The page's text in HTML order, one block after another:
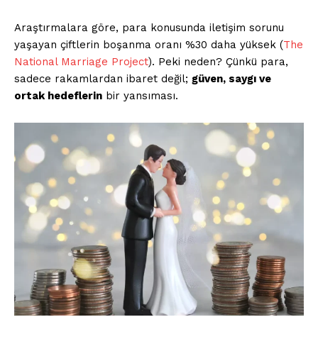
Araştırmalara göre, para konusunda iletişim sorunu
yaşayan çiftlerin boşanma oranı %30 daha yüksek (The
National Marriage Project). Peki neden? Çünkü para,
sadece rakamlardan ibaret değil; güven, saygı ve
ortak hedeflerin bir yansıması.